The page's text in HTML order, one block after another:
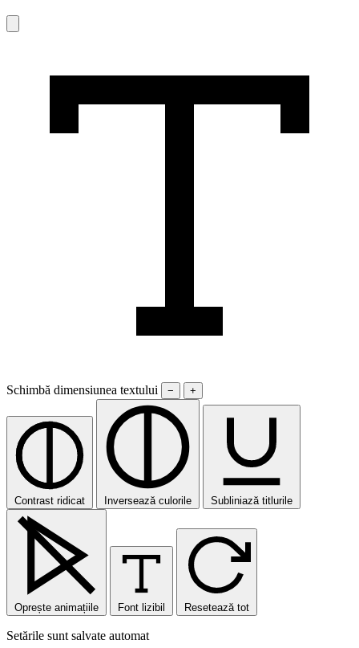
Schimbă dimensiunea textului − +
Contrast ridicat Inversează culorile Subliniază titlurile
Oprește animațiile Font lizibil Resetează tot
Setările sunt salvate automat